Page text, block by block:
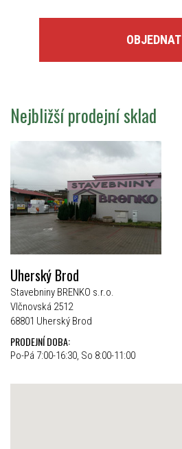
OBJEDNAT
Nejbližší prodejní sklad
Uherský Brod
Stavebniny BRENKO s.r.o.
Vlčnovská 2512
68801 Uherský Brod
PRODEJNÍ DOBA:
Po-Pá 7:00-16:30, So 8:00-11:00